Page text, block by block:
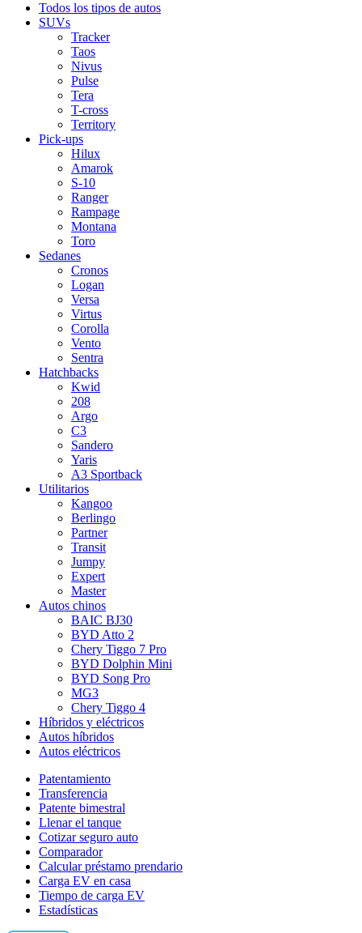
Todos los tipos de autos
SUVs
Tracker
Taos
Nivus
Pulse
Tera
T-cross
Territory
Pick-ups
Hilux
Amarok
S-10
Ranger
Rampage
Montana
Toro
Sedanes
Cronos
Logan
Versa
Virtus
Corolla
Vento
Sentra
Hatchbacks
Kwid
208
Argo
C3
Sandero
Yaris
A3 Sportback
Utilitarios
Kangoo
Berlingo
Partner
Transit
Jumpy
Expert
Master
Autos chinos
BAIC BJ30
BYD Atto 2
Chery Tiggo 7 Pro
BYD Dolphin Mini
BYD Song Pro
MG3
Chery Tiggo 4
Híbridos y eléctricos
Autos híbridos
Autos eléctricos
Patentamiento
Transferencia
Patente bimestral
Llenar el tanque
Cotizar seguro auto
Comparador
Calcular préstamo prendario
Carga EV en casa
Tiempo de carga EV
Estadísticas